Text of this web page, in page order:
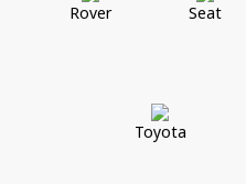
Rover Seat
Toyota